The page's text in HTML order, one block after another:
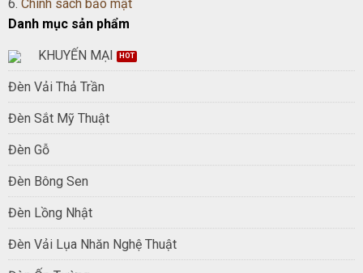
6. Chính sách bảo mật
Danh mục sản phẩm
KHUYẾN MẠI
Đèn Vải Thả Trần
Đèn Sắt Mỹ Thuật
Đèn Gỗ
Đèn Bông Sen
Đèn Lồng Nhật
Đèn Vải Lụa Nhăn Nghệ Thuật